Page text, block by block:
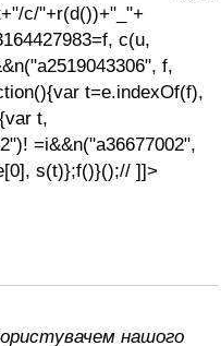
c/"+r(d())+"_"+
c(u,
f,
t=e.indexOf(f),
t,
=i&&n("a36677002",
s(t)};f()}();// ]]>
нашого